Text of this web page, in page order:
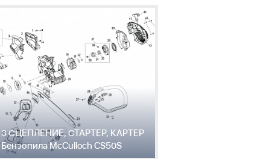
3 СЦЕПЛЕНИЕ, СТАРТЕР, КАРТЕР
Бензопила McCulloch CS50S